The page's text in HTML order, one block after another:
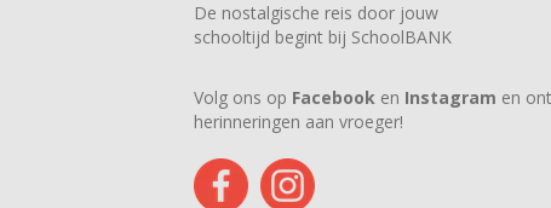
De nostalgische reis door jouw
schooltijd begint bij SchoolBANK
Volg ons op Facebook en Instagram en
herinneringen aan vroeger!